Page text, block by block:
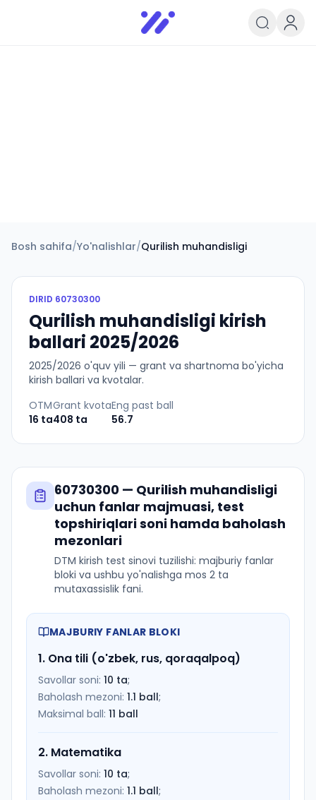
Infoedu
Ta&#039;lim xabarlari va
Bosh sahifa/Yo'nalishlar/Qurilish muhandisligi
DIRID 60730300
Qurilish muhandisligi kirish
ballari 2025/2026
2025/2026 o'quv yili — grant va shartnoma bo'yicha
kirish ballari va kvotalar.
OTM
16 ta
Grant kvota
408 ta
Eng past ball
56.7
60730300 — Qurilish muhandisligi
uchun fanlar majmuasi, test
topshiriqlari soni hamda baholash
mezonlari
DTM kirish test sinovi tuzilishi: majburiy fanlar
bloki va ushbu yo'nalishga mos 2 ta
mutaxassislik fani.
MAJBURIY FANLAR BLOKI
1. Ona tili (o'zbek, rus, qoraqalpoq)
Savollar soni: 10 ta;
Baholash mezoni: 1.1 ball;
Maksimal ball: 11 ball
2. Matematika
Savollar soni: 10 ta;
Baholash mezoni: 1.1 ball;